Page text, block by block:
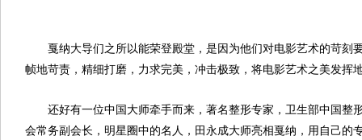
戛纳大导们之所以能荣登殿堂，是因为他们对电影艺术的苛刻
帧地苛责，精细打磨，力求完美，冲击极致，将电影艺术之美发挥
还好有一位中国大师牵手而来，著名整形专家，卫生部中国整
会常务副会长，明星圈中的名人，田永成大师亮相戛纳，用自己的